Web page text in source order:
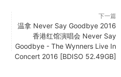
下一篇
温拿 Never Say Goodbye 2016
香港红馆演唱会 Never Say
Goodbye - The Wynners Live In
Concert 2016 [BDISO 52.49GB]